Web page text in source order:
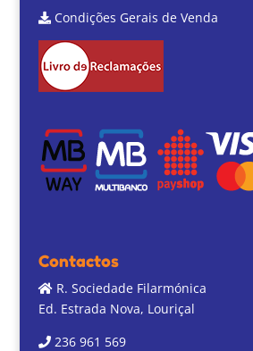
Condições Gerais de Venda
Contactos
R. Sociedade Filarmónica
Ed. Estrada Nova, Louriçal
236 961 569